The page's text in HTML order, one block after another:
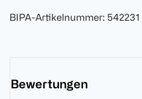
BIPA-Artikelnummer: 542231
Bewertungen